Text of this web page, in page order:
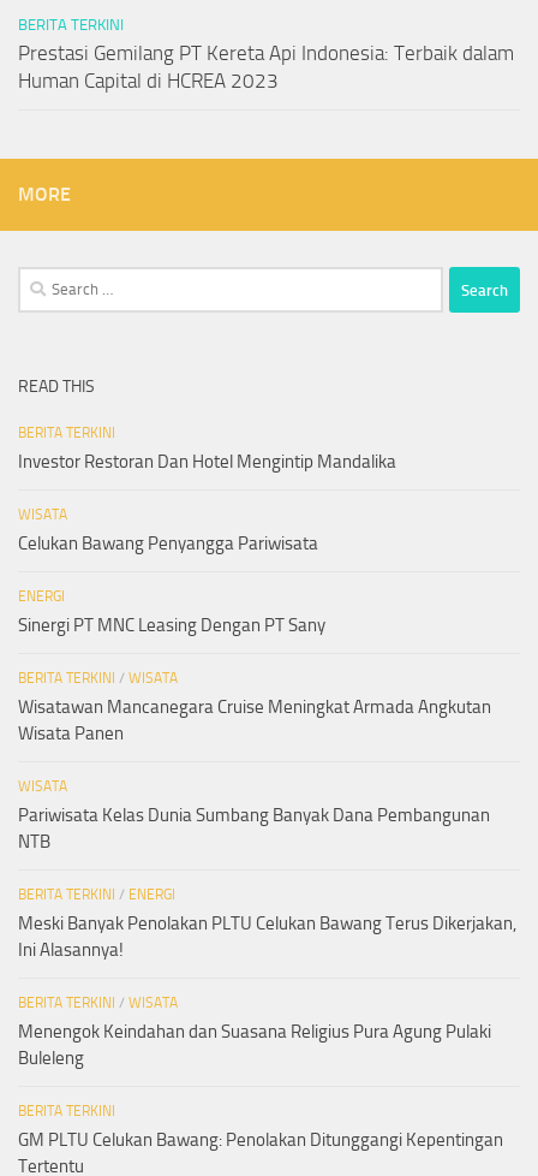
BERITA TERKINI
Prestasi Gemilang PT Kereta Api Indonesia: Terbaik dalam
Human Capital di HCREA 2023
MORE
Search
for:
READ THIS
BERITA TERKINI
Investor Restoran Dan Hotel Mengintip Mandalika
WISATA
Celukan Bawang Penyangga Pariwisata
ENERGI
Sinergi PT MNC Leasing Dengan PT Sany
BERITA TERKINI / WISATA
Wisatawan Mancanegara Cruise Meningkat Armada Angkutan
Wisata Panen
WISATA
Pariwisata Kelas Dunia Sumbang Banyak Dana Pembangunan
NTB
BERITA TERKINI / ENERGI
Meski Banyak Penolakan PLTU Celukan Bawang Terus Dikerjakan,
Ini Alasannya!
BERITA TERKINI / WISATA
Menengok Keindahan dan Suasana Religius Pura Agung Pulaki
Buleleng
BERITA TERKINI
GM PLTU Celukan Bawang: Penolakan Ditunggangi Kepentingan
Tertentu